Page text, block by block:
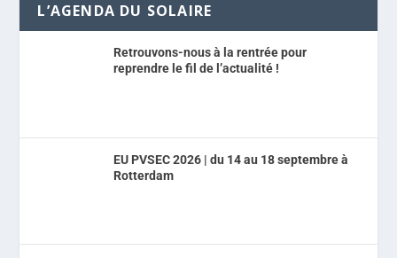
L’AGENDA DU SOLAIRE
Retrouvons-nous à la rentrée pour
reprendre le fil de l’actualité !
EU PVSEC 2026 | du 14 au 18 septembre à
Rotterdam